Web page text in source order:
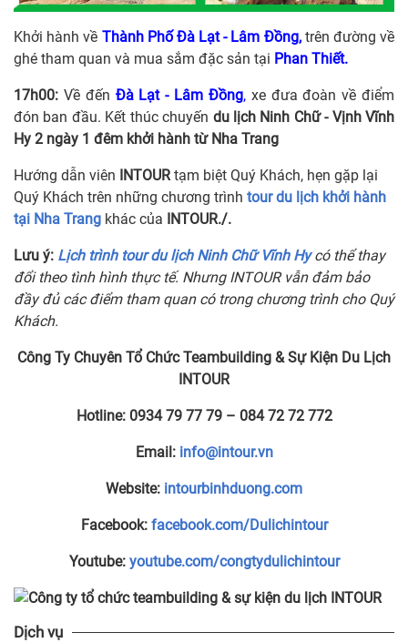
Khởi hành về Thành Phố Đà Lạt - Lâm Đồng, trên đường về
ghé tham quan và mua sắm đặc sản tại Phan Thiết.
17h00: Về đến Đà Lạt - Lâm Đồng,xe đưa đoàn về điểm
đón ban đầu. Kết thúc chuyến du lịch Ninh Chữ - Vịnh Vĩnh
Hy 2 ngày 1 đêm khởi hành từ Nha Trang
Hướng dẫn viên INTOURtạm biệt Quý Khách, hẹn gặp lại
Quý Khách trên những chương trình tour du lịch khởi hành
tại Nha Trang khác của INTOUR./.
Lưu ý: Lịch trình tour du lịch Ninh Chữ Vĩnh Hycó thể thay
đổi theo tình hình thực tế. Nhưng INTOUR vẫn đảm bảo
đầy đủ các điểm tham quan có trong chương trình cho Quý
Khách.
Công Ty Chuyên Tổ Chức Teambuilding & Sự Kiện Du Lịch
INTOUR
Hotline: 0934 79 77 79 – 084 72 72 772
Email: info@intour.vn
Website: intourbinhduong.com
Facebook: facebook.com/Dulichintour
Youtube: youtube.com/congtydulichintour
Dịch vụ